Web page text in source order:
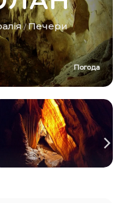
/ Печери
Погода